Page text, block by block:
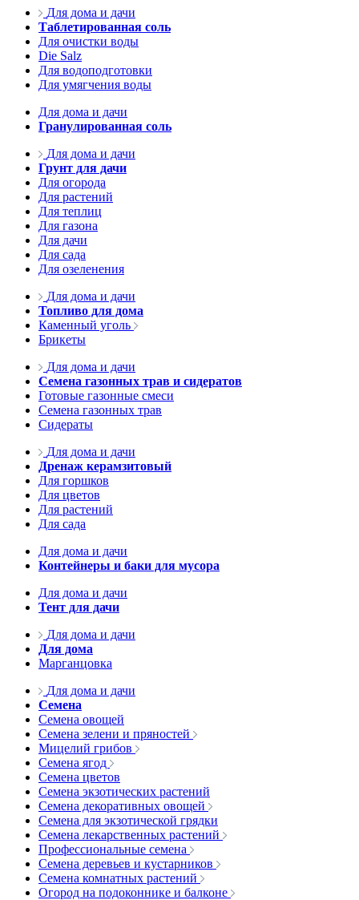
Для дома и дачи
Таблетированная соль
Для очистки воды
Die Salz
Для водоподготовки
Для умягчения воды
Для дома и дачи
Гранулированная соль
Для дома и дачи
Грунт для дачи
Для огорода
Для растений
Для теплиц
Для газона
Для дачи
Для сада
Для озеленения
Для дома и дачи
Топливо для дома
Каменный уголь
Брикеты
Для дома и дачи
Семена газонных трав и сидератов
Готовые газонные смеси
Семена газонных трав
Сидераты
Для дома и дачи
Дренаж керамзитовый
Для горшков
Для цветов
Для растений
Для сада
Для дома и дачи
Контейнеры и баки для мусора
Для дома и дачи
Тент для дачи
Для дома и дачи
Для дома
Марганцовка
Для дома и дачи
Семена
Семена овощей
Семена зелени и пряностей
Мицелий грибов
Семена ягод
Семена цветов
Семена экзотических растений
Семена декоративных овощей
Семена для экзотической грядки
Семена лекарственных растений
Профессиональные семена
Семена деревьев и кустарников
Семена комнатных растений
Огород на подоконнике и балконе